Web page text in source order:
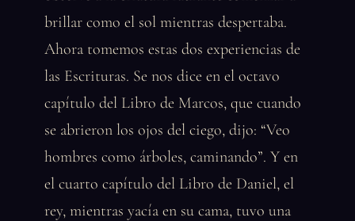
brillar como el sol mientras despertaba.
Ahora tomemos estas dos experiencias de
las Escrituras. Se nos dice en el octavo
capítulo del Libro de Marcos, que cuando
se abrieron los ojos del ciego, dijo: “Veo
hombres como árboles, caminando”. Y en
el cuarto capítulo del Libro de Daniel, el
rey, mientras yacía en su cama, tuvo una